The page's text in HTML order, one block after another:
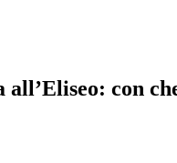
con